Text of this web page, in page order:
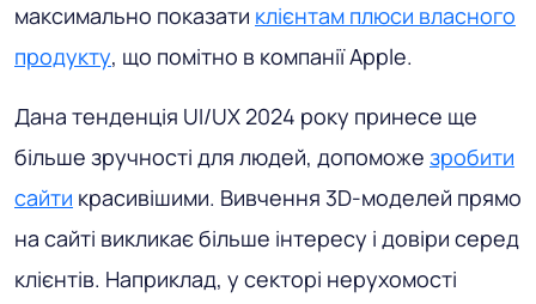
максимально показати клієнтам плюси власного
продукту, що помітно в компанії Apple.
Дана тенденція UI/UX 2024 року принесе ще
більше зручності для людей, допоможе зробити
сайти красивішими. Вивчення 3D-моделей прямо
на сайті викликає більше інтересу і довіри серед
клієнтів. Наприклад, у секторі нерухомості